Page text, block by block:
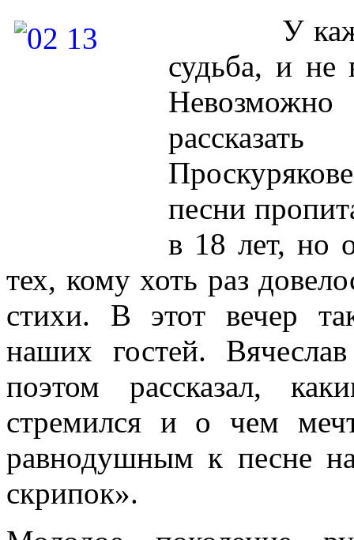
У каждой
судьба, и не
песни
в 18 лет, но
тех, кому хоть раз
стихи. В этот вечер
наших гостей.
поэтом рассказал,
стремился и о чем
равнодушным к песне
скрипок».